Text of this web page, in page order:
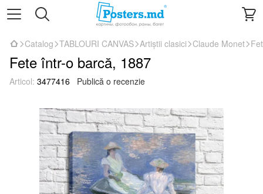
Catalog TABLOURI CANVAS Artiștii clasici Claude Monet
Fete într-o barcă, 1887
Articol: 3477416 Publică o recenzie